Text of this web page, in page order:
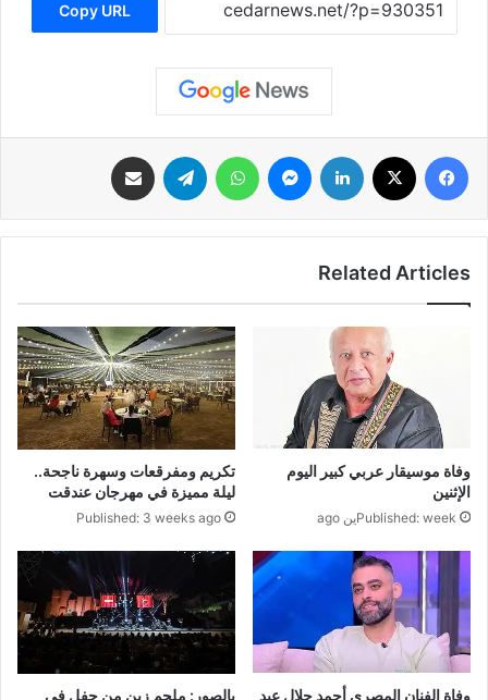
Copy URL
فيسبوك لينكدإن ماسنجر واتساب تيلقرام
Related Articles
وفاة موسيقار عربي كبير اليوم
الإثنين
Published: weekين ago
تكريم ومفرقعات وسهرة ناجحة..
ليلة مميزة في مهرجان عندقت
Published: 3 weeks ago
وفاة الفنان المصري أحمد جلال عبد بالصور: ملحم زين من حفل في